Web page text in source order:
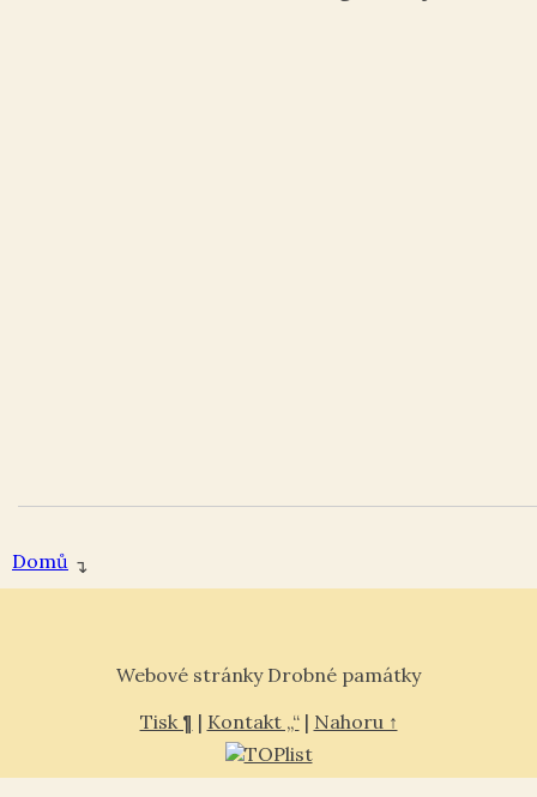
Domů ↴
Webové stránky Drobné památky
Tisk ¶ | Kontakt „“| Nahoru ↑